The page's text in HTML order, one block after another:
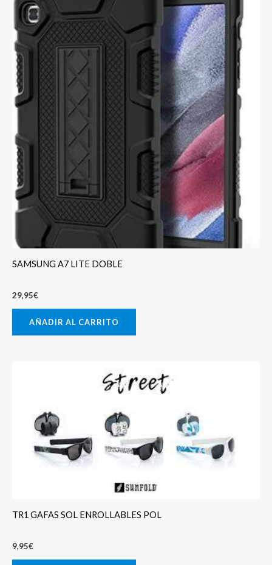
SAMSUNG A7 LITE DOBLE
29,95€
AÑADIR AL CARRITO
TR1 GAFAS SOL ENROLLABLES POL
9,95€